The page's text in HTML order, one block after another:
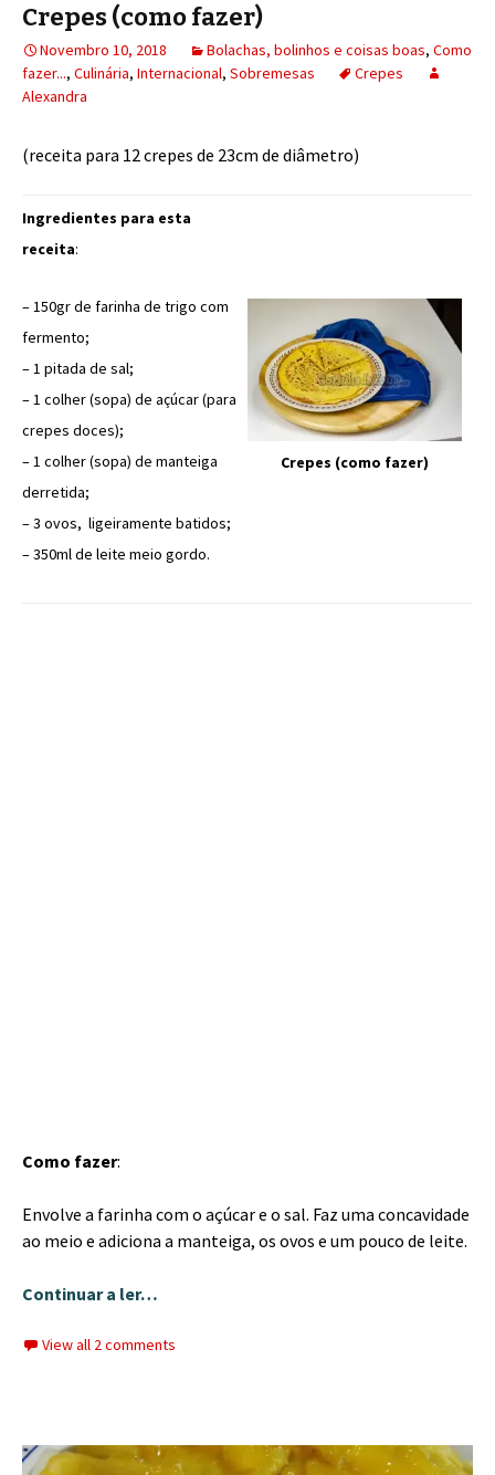
Crepes (como fazer)
Novembro 10, 2018 Bolachas, bolinhos e coisas boas, Como
fazer..., Culinária, Internacional, Sobremesas
Crepes
Alexandra
(receita para 12 crepes de 23cm de diâmetro)
Ingredientes para esta
receita:
– 150gr de farinha de trigo com
fermento;
– 1 pitada de sal;
– 1 colher (sopa) de açúcar (para
crepes doces);
– 1 colher (sopa) de manteiga
derretida;
– 3 ovos, ligeiramente batidos;
– 350ml de leite meio gordo.
Crepes (como fazer)
Como fazer:
Envolve a farinha com o açúcar e o sal. Faz uma concavidade
ao meio e adiciona a manteiga, os ovos e um pouco de leite.
Continuar a ler…
View all 2 comments